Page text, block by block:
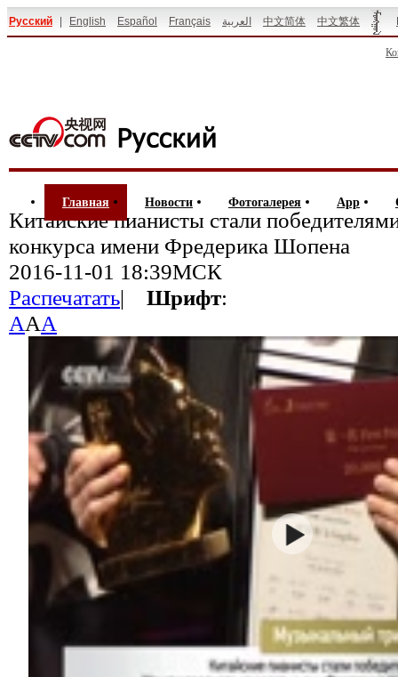
Русский English Español Français العربية 中文简体 中文繁体
Главная Новости Фотогалерея App
Китайские пианисты стали
конкурса имени Фредерика Шопена
2016-11-01 18:39МСК
Распечатать| Шрифт:
AAA